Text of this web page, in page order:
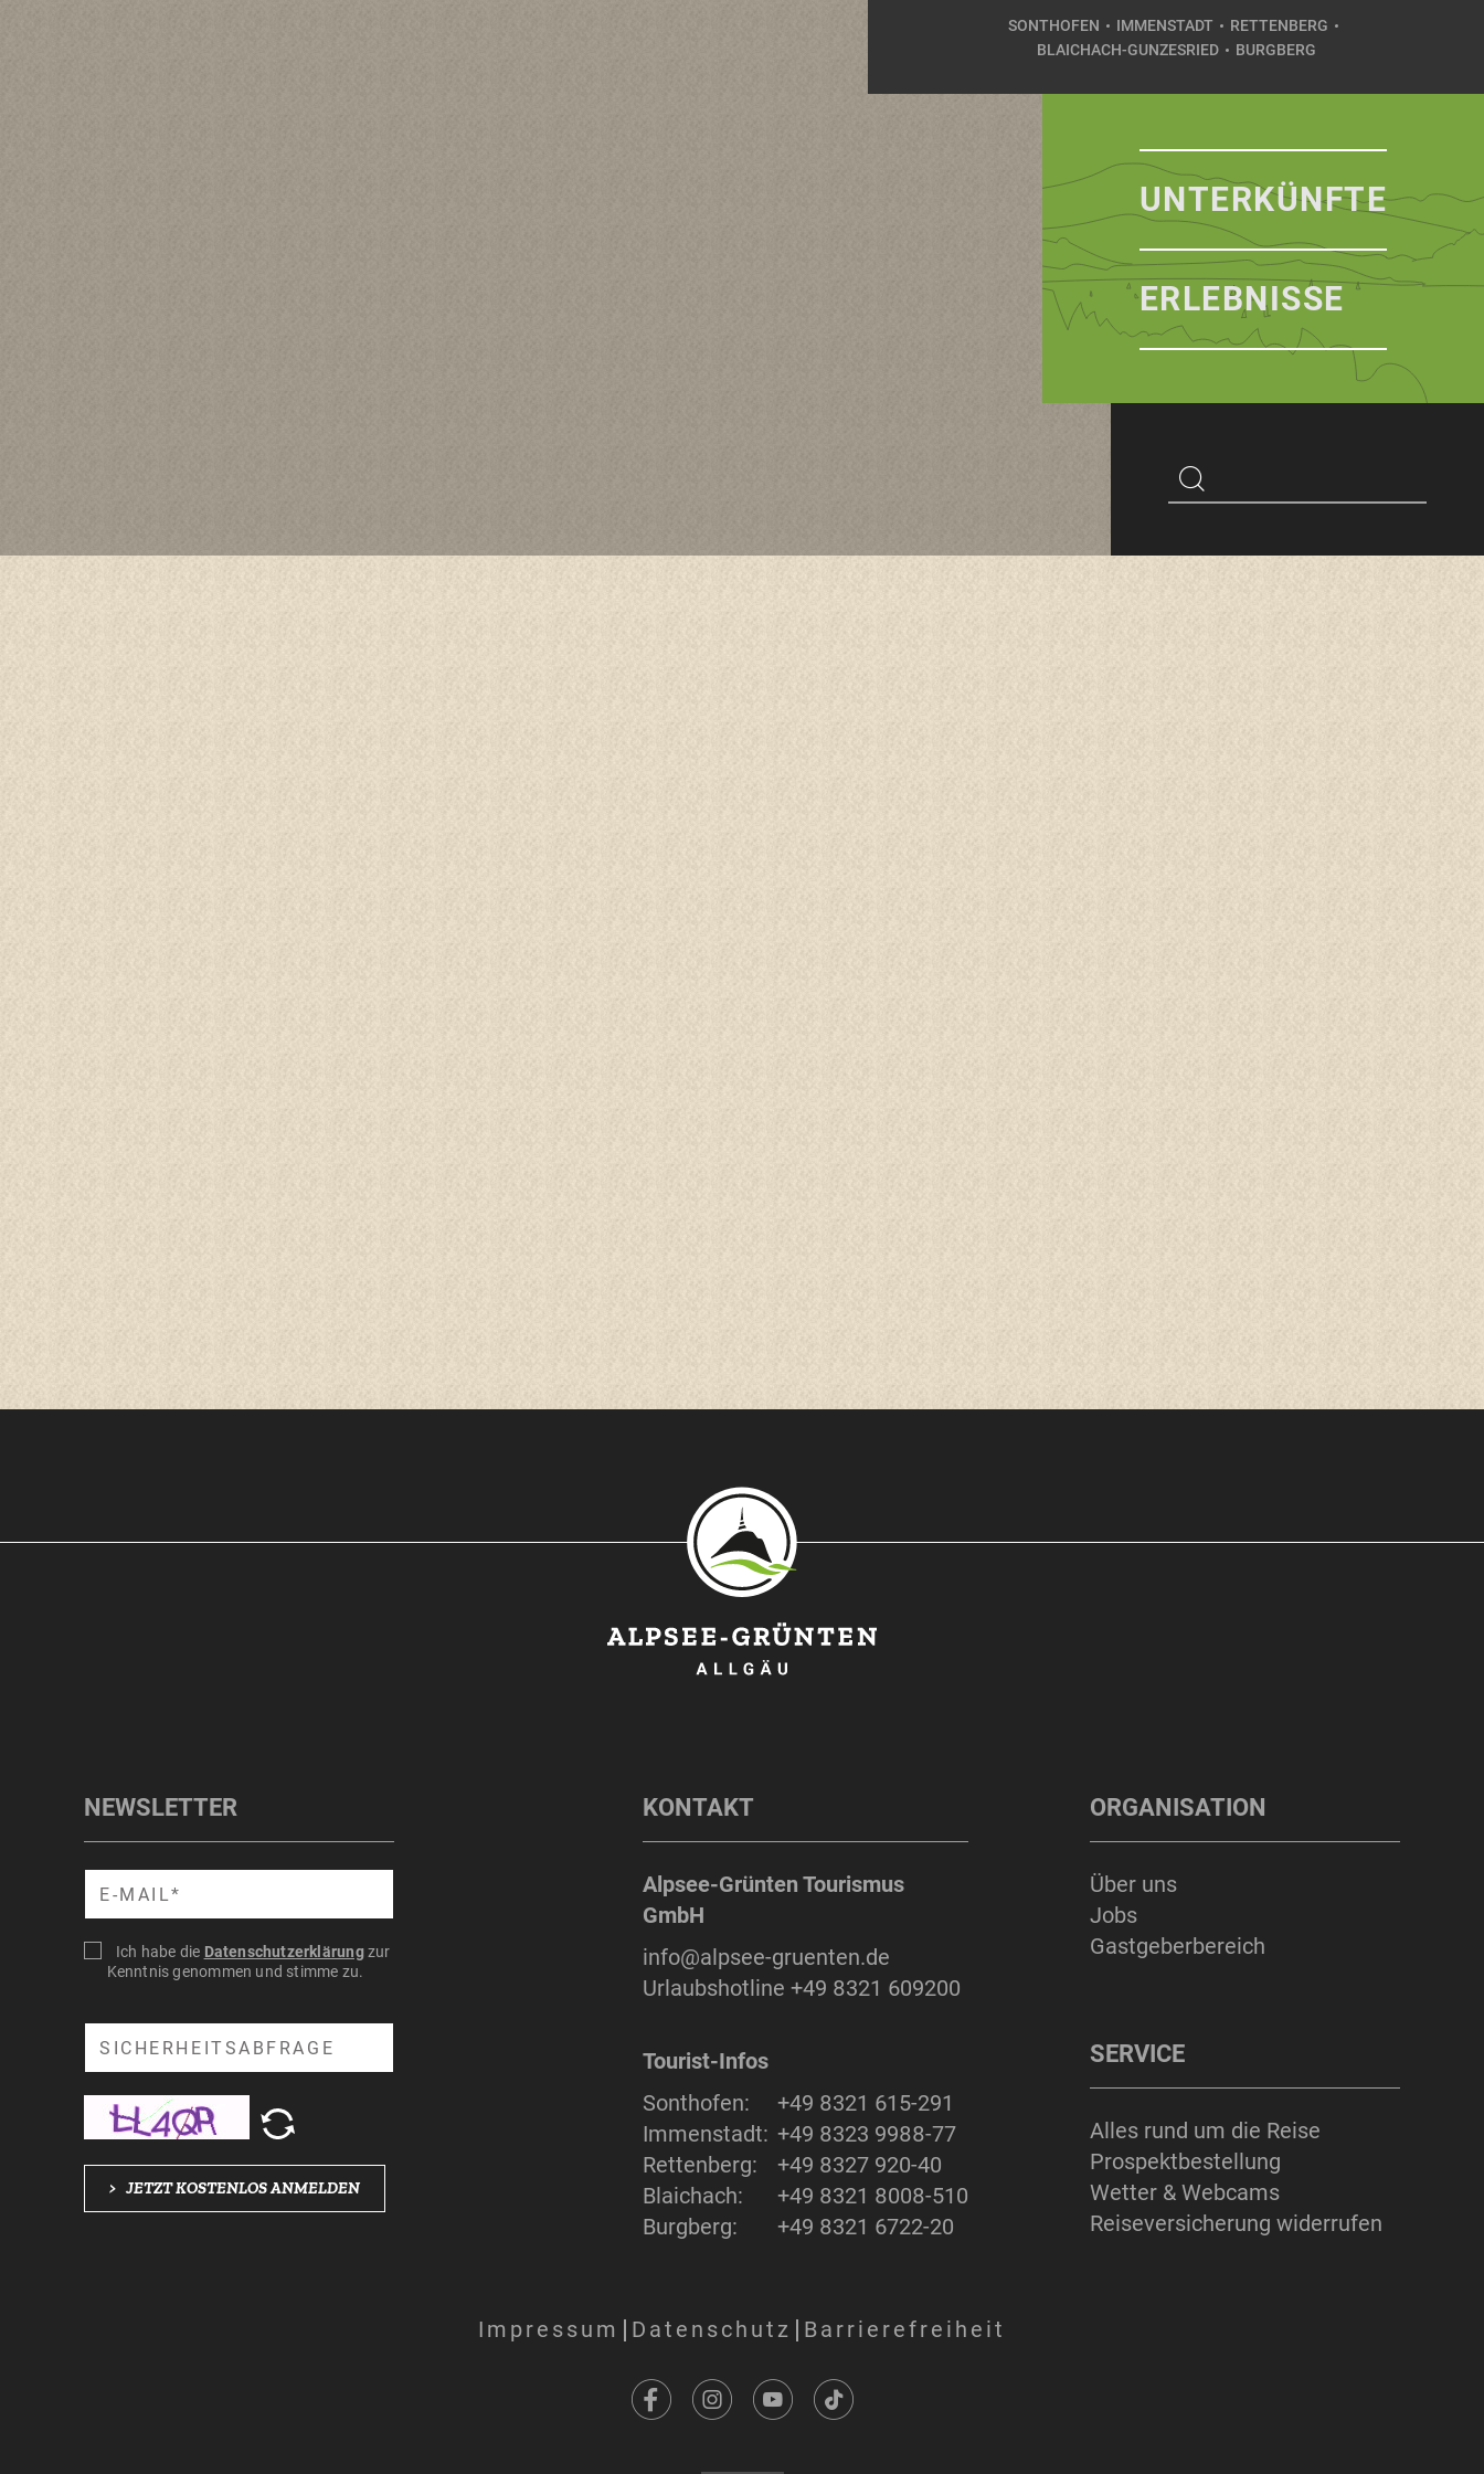
SONTHOFEN IMMENSTADT
RETTENBERG
BLAICHACH-GUNZESRIED
BURGBERG
UNTERKÜNFTE
ERLEBNISSE
Suchbegriff
Suchen
NEWSLETTER
Suche
Ich habe die Datenschutzerklärungzur
Kenntnis genommen und stimme zu.
Suche
> JETZT KOSTENLOS ANMELDEN
KONTAKT
Alpsee-Grünten Tourismus
GmbH
info@alpsee-gruenten.de
Urlaubshotline+49 8321 609200
Tourist-Infos
Sonthofen:
+49 8321 615-291
Immenstadt: +49 8323 9988-77
Rettenberg:
+49 8327 920-40
Blaichach:
+49 8321 8008-510
Burgberg:
+49 8321 6722-20
ORGANISATION
Über uns
Jobs
Gastgeberbereich
SERVICE
Alles rund um die Reise
Prospektbestellung
Wetter & Webcams
Reiseversicherung widerrufen
Impressum Datenschutz Barrierefreiheit